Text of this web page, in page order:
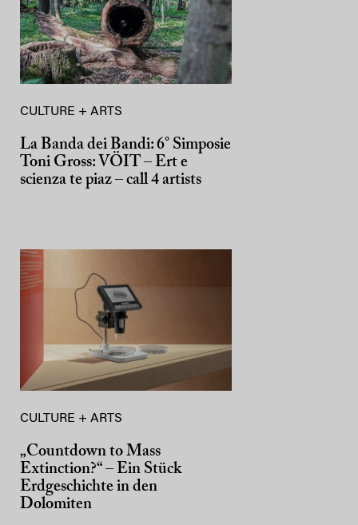
CULTURE + ARTS
La Banda dei Bandi: 6° Simposie
Toni Gross: VÖIT – Ert e
scienza te piaz – call 4 artists
CULTURE + ARTS
„Countdown to Mass
Extinction?“ – Ein Stück
Erdgeschichte in den
Dolomiten